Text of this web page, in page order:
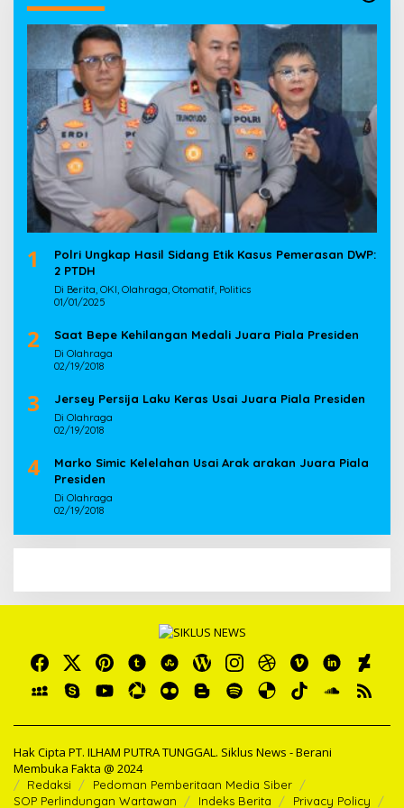
1
Polri Ungkap Hasil Sidang Etik Kasus Pemerasan DWP:
2 PTDH
Di Berita, OKI, Olahraga, Otomatif, Politics
01/01/2025
2 Saat Bepe Kehilangan Medali Juara Piala Presiden
Di Olahraga
02/19/2018
3 Jersey Persija Laku Keras Usai Juara Piala Presiden
Di Olahraga
02/19/2018
4
Marko Simic Kelelahan Usai Arak arakan Juara Piala
Presiden
Di Olahraga
02/19/2018
Hak Cipta PT. ILHAM PUTRA TUNGGAL. Siklus News - Berani
Membuka Fakta @ 2024
Redaksi
Pedoman Pemberitaan Media Siber
SOP Perlindungan Wartawan
Indeks Berita Privacy Policy